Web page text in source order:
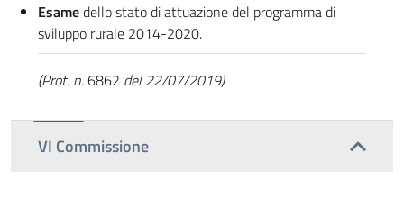
Esamedello stato di attuazione del programma di
sviluppo rurale 2014-2020.
(Prot. n.6862 del 22/07/2019)
VI Commissione